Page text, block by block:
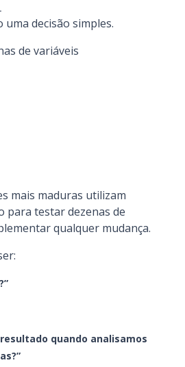
decisão simples.
de variáveis
mais maduras utilizam
para testar dezenas de
qualquer mudança.
quando analisamos